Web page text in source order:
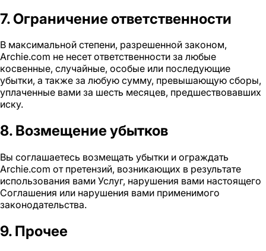
7. Ограничение ответственности
В максимальной степени, разрешенной законом,
Archie.com не несет ответственности за любые
косвенные, случайные, особые или последующие
убытки, а также за любую сумму, превышающую сборы,
уплаченные вами за шесть месяцев, предшествовавших
иску.
8. Возмещение убытков
Вы соглашаетесь возмещать убытки и ограждать
Archie.com от претензий, возникающих в результате
использования вами Услуг, нарушения вами настоящего
Соглашения или нарушения вами применимого
законодательства.
9. Прочее